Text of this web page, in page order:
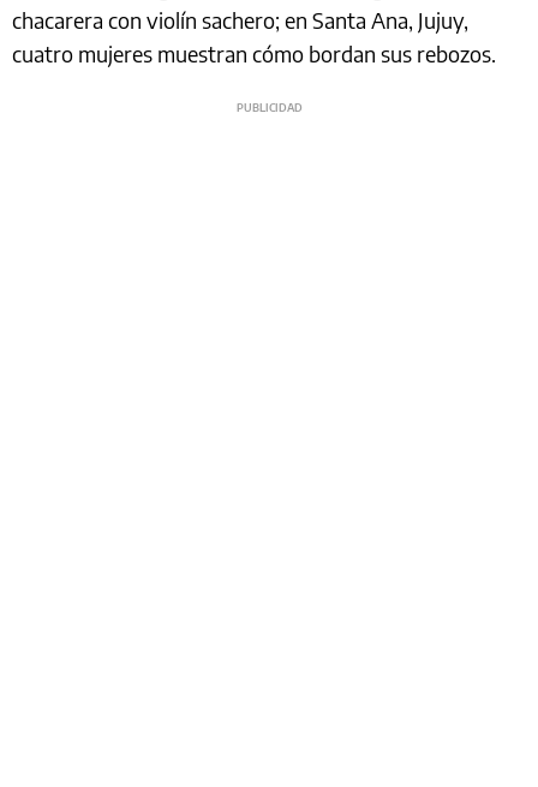
chacarera con violín sachero; en Santa Ana, Jujuy,
cuatro mujeres muestran cómo bordan sus rebozos.